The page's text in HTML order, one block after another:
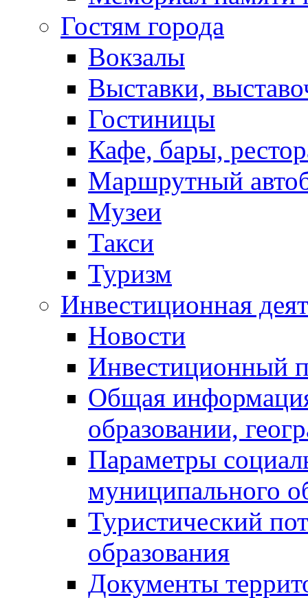
Гостям города
Вокзалы
Выставки,
Гостиницы
Кафе, бары,
Маршрутный
Музеи
Такси
Туризм
Инвестиционная
Новости
Инвестиционный
Общая
образовании,
Параметры
муниципального
Туристический
образования
Документы